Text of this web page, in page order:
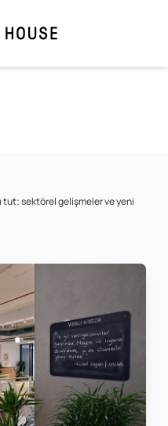
tut; sektörel gelişmeler ve yeni